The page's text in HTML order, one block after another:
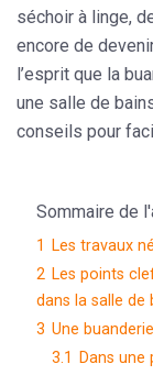
séchoir à linge,
encore de
l’esprit que la
une salle de
conseils pour
Sommaire de
1
Les travaux
2 Les points
dans la salle de
3 Une
3.1
Dans une